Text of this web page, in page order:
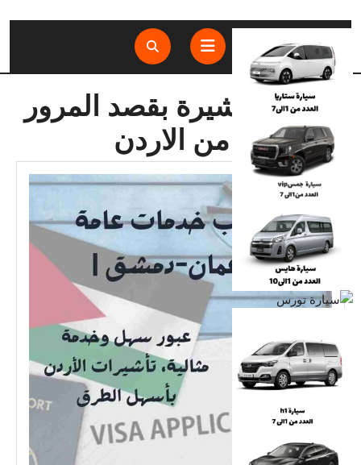
Open
Button
الوسم:
تأشيرة بقصد المرور
للسعودية من الاردن